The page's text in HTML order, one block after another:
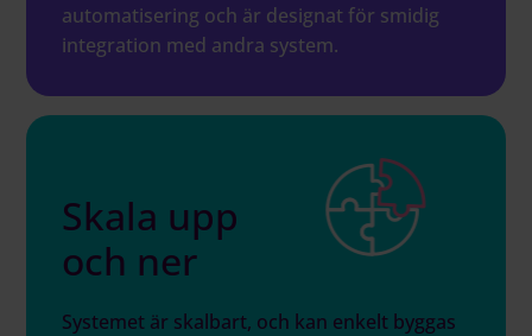
automatisering och är designat för smidig
integration med andra system.
Skala upp
och ner
Systemet är skalbart, och kan enkelt byggas